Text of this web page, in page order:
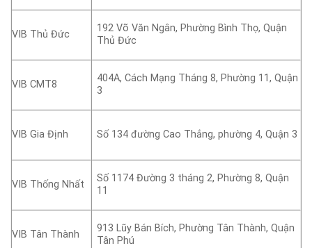
VIB Thủ Đức
192 Võ Văn Ngân, Phường Bình Thọ, Quận
Thủ Đức
VIB CMT8
404A, Cách Mạng Tháng 8, Phường 11, Quận
3
VIB Gia Định Số 134 đường Cao Thắng, phường 4, Quận 3
VIB Thống Nhất
Số 1174 Đường 3 tháng 2, Phường 8, Quận
11
VIB Tân Thành
913 Lũy Bán Bích, Phường Tân Thành, Quận
Tân Phú